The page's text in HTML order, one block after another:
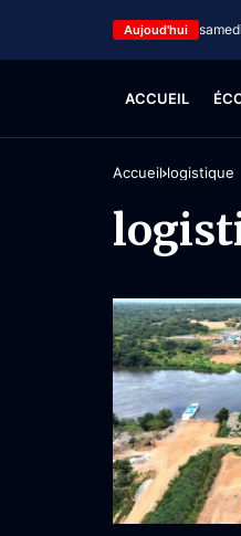
Aujoud'hui
ACCUEIL
Accueil logistique